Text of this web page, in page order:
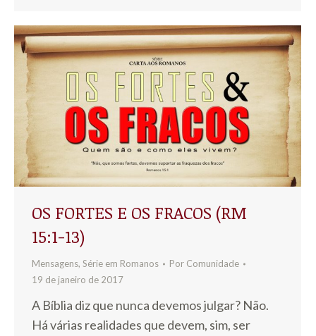
OS FORTES E OS FRACOS (RM
15:1-13)
Mensagens, Série em Romanos Por Comunidade
19 de janeiro de 2017
A Bíblia diz que nunca devemos julgar? Não.
Há várias realidades que devem, sim, ser